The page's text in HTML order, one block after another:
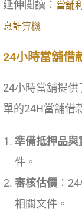
延伸閱讀： 當舖
息計算機
24小時當舖借
24小時當舖提
單的24H當舖借
準備抵押品與
件。
審核估價 ：
相關文件。